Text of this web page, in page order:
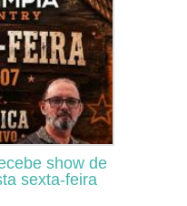
show de
sexta-feira